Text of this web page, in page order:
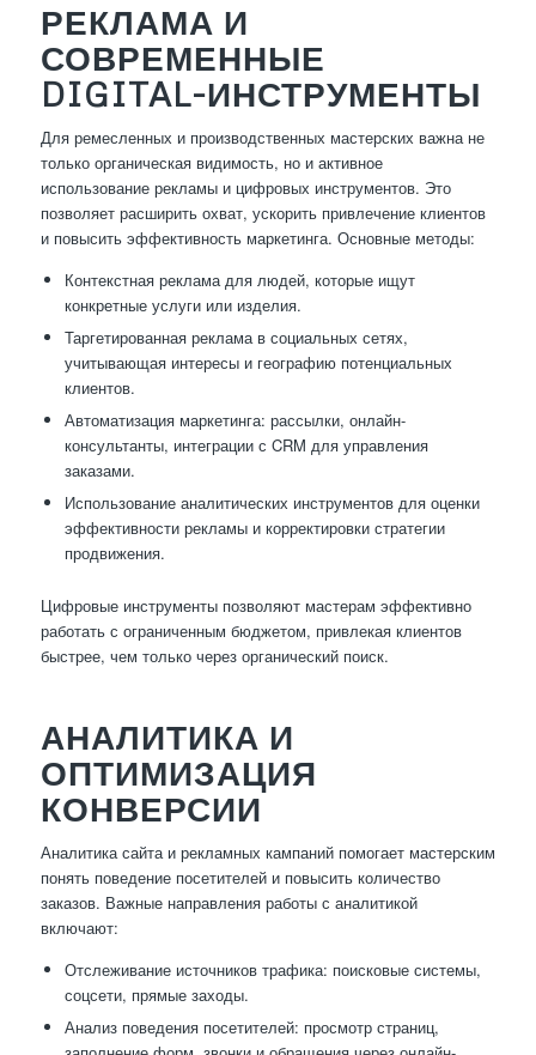
РЕКЛАМА И
СОВРЕМЕННЫЕ
DIGITAL-ИНСТРУМЕНТЫ
Для ремесленных и производственных мастерских важна не
только органическая видимость, но и активное
использование рекламы и цифровых инструментов. Это
позволяет расширить охват, ускорить привлечение клиентов
и повысить эффективность маркетинга. Основные методы:
Контекстная реклама для людей, которые ищут
конкретные услуги или изделия.
Таргетированная реклама в социальных сетях,
учитывающая интересы и географию потенциальных
клиентов.
Автоматизация маркетинга: рассылки, онлайн-
консультанты, интеграции с CRM для управления
заказами.
Использование аналитических инструментов для оценки
эффективности рекламы и корректировки стратегии
продвижения.
Цифровые инструменты позволяют мастерам эффективно
работать с ограниченным бюджетом, привлекая клиентов
быстрее, чем только через органический поиск.
АНАЛИТИКА И
ОПТИМИЗАЦИЯ
КОНВЕРСИИ
Аналитика сайта и рекламных кампаний помогает мастерским
понять поведение посетителей и повысить количество
заказов. Важные направления работы с аналитикой
включают:
Отслеживание источников трафика: поисковые системы,
соцсети, прямые заходы.
Анализ поведения посетителей: просмотр страниц,